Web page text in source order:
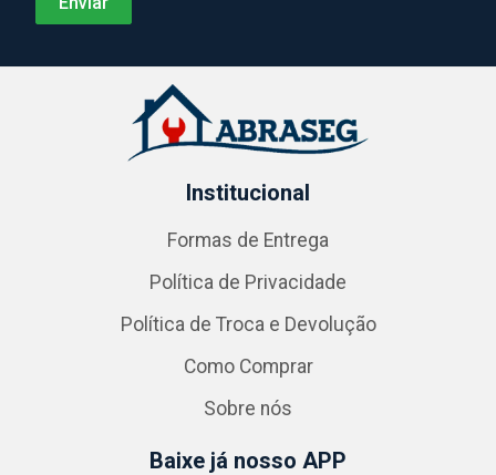
Institucional
Formas de Entrega
Política de Privacidade
Política de Troca e Devolução
Como Comprar
Sobre nós
Baixe já nosso APP